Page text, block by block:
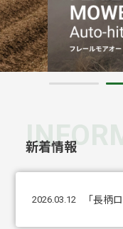
お問い合わせ
0436-
平日 9:00-17:00
新着情報
2026.04.01 「長柄
2026.03.12 「長柄
千葉県